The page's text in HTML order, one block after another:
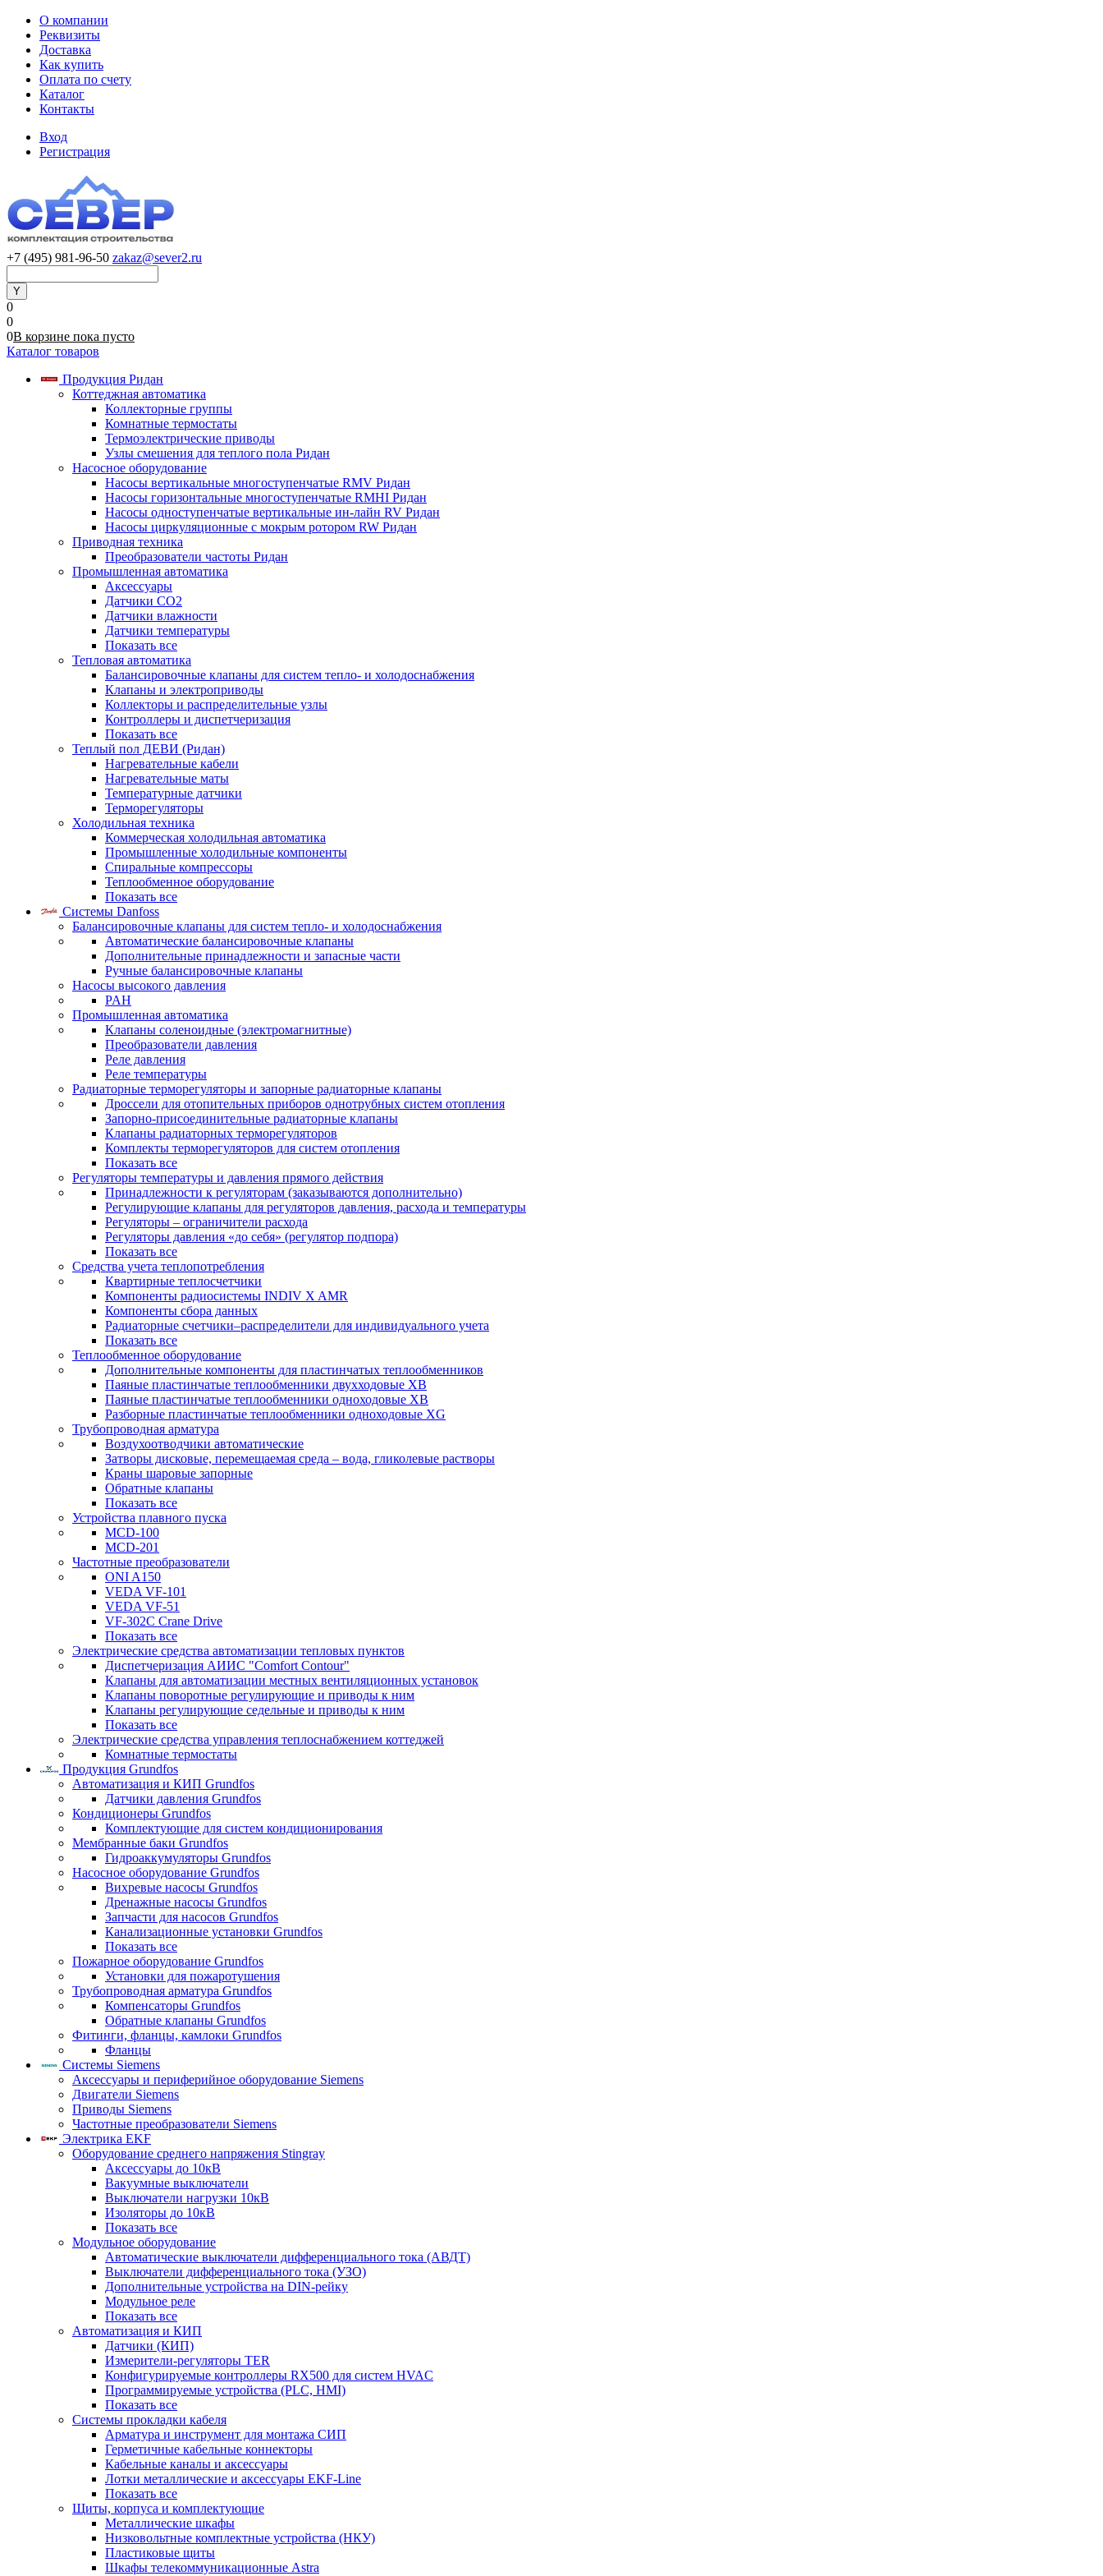
О компании
Реквизиты
Доставка
Как купить
Оплата по счету
Каталог
Контакты
Вход
Регистрация
+7 (495) 981-96-50 zakaz@sever2.ru
0
0
0В корзине пока пусто
Каталог товаров
Продукция Ридан
Коттеджная автоматика
Коллекторные группы
Комнатные термостаты
Термоэлектрические приводы
Узлы смешения для теплого пола Ридан
Насосное оборудование
Насосы вертикальные многоступенчатые RMV Ридан
Насосы горизонтальные многоступенчатые RMHI Ридан
Насосы одноступенчатые вертикальные ин-лайн RV Ридан
Насосы циркуляционные с мокрым ротором RW Ридан
Приводная техника
Преобразователи частоты Ридан
Промышленная автоматика
Аксессуары
Датчики CO2
Датчики влажности
Датчики температуры
Показать все
Тепловая автоматика
Балансировочные клапаны для систем тепло- и холодоснабжения
Клапаны и электроприводы
Коллекторы и распределительные узлы
Контроллеры и диспетчеризация
Показать все
Теплый пол ДЕВИ (Ридан)
Нагревательные кабели
Нагревательные маты
Температурные датчики
Терморегуляторы
Холодильная техника
Коммерческая холодильная автоматика
Промышленные холодильные компоненты
Спиральные компрессоры
Теплообменное оборудование
Показать все
Системы Danfoss
Балансировочные клапаны для систем тепло- и холодоснабжения
Автоматические балансировочные клапаны
Дополнительные принадлежности и запасные части
Ручные балансировочные клапаны
Насосы высокого давления
PAH
Промышленная автоматика
Клапаны соленоидные (электромагнитные)
Преобразователи давления
Реле давления
Реле температуры
Радиаторные терморегуляторы и запорные радиаторные клапаны
Дроссели для отопительных приборов однотрубных систем отопления
Запорно-присоединительные радиаторные клапаны
Клапаны радиаторных терморегуляторов
Комплекты терморегуляторов для систем отопления
Показать все
Регуляторы температуры и давления прямого действия
Принадлежности к регуляторам (заказываются дополнительно)
Регулирующие клапаны для регуляторов давления, расхода и температуры
Регуляторы – ограничители расхода
Регуляторы давления «до себя» (регулятор подпора)
Показать все
Средства учета теплопотребления
Квартирные теплосчетчики
Компоненты радиосистемы INDIV X AMR
Компоненты сбора данных
Радиаторные счетчики–распределители для индивидуального учета
Показать все
Теплообменное оборудование
Дополнительные компоненты для пластинчатых теплообменников
Паяные пластинчатые теплообменники двухходовые XB
Паяные пластинчатые теплообменники одноходовые ХВ
Разборные пластинчатые теплообменники одноходовые ХG
Трубопроводная арматура
Воздухоотводчики автоматические
Затворы дисковые, перемещаемая среда – вода, гликолевые растворы
Краны шаровые запорные
Обратные клапаны
Показать все
Устройства плавного пуска
MCD-100
MCD-201
Частотные преобразователи
ONI A150
VEDA VF-101
VEDA VF-51
VF-302C Crane Drive
Показать все
Электрические средства автоматизации тепловых пунктов
Диспетчеризация АИИС "Comfort Contour"
Клапаны для автоматизации местных вентиляционных установок
Клапаны поворотные регулирующие и приводы к ним
Клапаны регулирующие седельные и приводы к ним
Показать все
Электрические средства управления теплоснабжением коттеджей
Комнатные термостаты
Продукция Grundfos
Автоматизация и КИП Grundfos
Датчики давления Grundfos
Кондиционеры Grundfos
Комплектующие для систем кондиционирования
Мембранные баки Grundfos
Гидроаккумуляторы Grundfos
Насосное оборудование Grundfos
Вихревые насосы Grundfos
Дренажные насосы Grundfos
Запчасти для насосов Grundfos
Канализационные установки Grundfos
Показать все
Пожарное оборудование Grundfos
Установки для пожаротушения
Трубопроводная арматура Grundfos
Компенсаторы Grundfos
Обратные клапаны Grundfos
Фитинги, фланцы, камлоки Grundfos
Фланцы
Системы Siemens
Аксессуары и периферийное оборудование Siemens
Двигатели Siemens
Приводы Siemens
Частотные преобразователи Siemens
Электрика EKF
Оборудование среднего напряжения Stingray
Аксессуары до 10кВ
Вакуумные выключатели
Выключатели нагрузки 10кВ
Изоляторы до 10кВ
Показать все
Модульное оборудование
Автоматические выключатели дифференциального тока (АВДТ)
Выключатели дифференциального тока (УЗО)
Дополнительные устройства на DIN-рейку
Модульное реле
Показать все
Автоматизация и КИП
Датчики (КИП)
Измерители-регуляторы TER
Конфигурируемые контроллеры RX500 для систем HVAC
Программируемые устройства (PLC, HMI)
Показать все
Системы прокладки кабеля
Арматура и инструмент для монтажа СИП
Герметичные кабельные коннекторы
Кабельные каналы и аксессуары
Лотки металлические и аксессуары EKF-Line
Показать все
Щиты, корпуса и комплектующие
Металлические шкафы
Низковольтные комплектные устройства (НКУ)
Пластиковые щиты
Шкафы телекоммуникационные Astra